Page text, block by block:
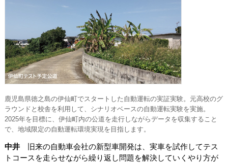
鹿児島県徳之島の伊仙町でスタートした自動運転の実証実験。元高校のグ
ラウンドと校舎を利用して、シナリオベースの自動運転実験を実施。
2025年を目標に、伊仙町内の公道を走行しながらデータを収集すること
で、地域限定の自動運転環境実現を目指します。
中井旧来の自動車会社の新型車開発は、実車を試作してテス
トコースを走らせながら繰り返し問題を解決していくやり方が